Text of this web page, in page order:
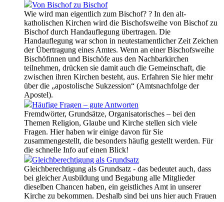
Von Bischof zu Bischof
Wie wird man eigentlich zum Bischof? ? In den alt-
katholischen Kirchen wird die Bischofsweihe von Bischof zu
Bischof durch Handauflegung übertragen. Die
Handauflegung war schon in neutestamentlicher Zeit Zeichen
der Übertragung eines Amtes. Wenn an einer Bischofsweihe
Bischöfinnen und Bischöfe aus den Nachbarkirchen
teilnehmen, drücken sie damit auch die Gemeinschaft, die
zwischen ihren Kirchen besteht, aus. Erfahren Sie hier mehr
über die „apostolische Sukzession“ (Amtsnachfolge der
Apostel).
Häufige Fragen – gute Antworten
Fremdwörter, Grundsätze, Organisatorisches – bei den
Themen Religion, Glaube und Kirche stellen sich viele
Fragen. Hier haben wir einige davon für Sie
zusammengestellt, die besonders häufig gestellt werden. Für
die schnelle Info auf einen Blick!
Gleichberechtigung als Grundsatz
Gleichberechtigung als Grundsatz - das bedeutet auch, dass
bei gleicher Ausbildung und Begabung alle Mitglieder
dieselben Chancen haben, ein geistliches Amt in unserer
Kirche zu bekommen. Deshalb sind bei uns hier auch Frauen